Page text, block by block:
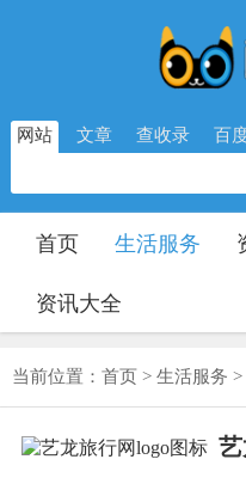
网站 文章 查收录 百
首页 生活服务
资讯大全
当前位置： 首页 > 生活服务 >